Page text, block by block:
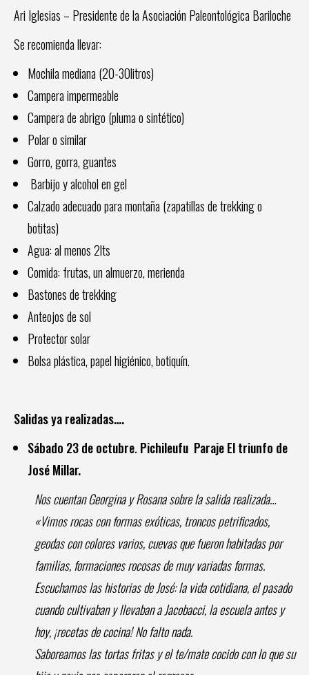
Ari Iglesias – Presidente de la Asociación Paleontológica Bariloche
Se recomienda llevar:
Mochila mediana (20-30litros)
Campera impermeable
Campera de abrigo (pluma o sintético)
Polar o similar
Gorro, gorra, guantes
Barbijo y alcohol en gel
Calzado adecuado para montaña (zapatillas de trekking o
botitas)
Agua: al menos 2lts
Comida: frutas, un almuerzo, merienda
Bastones de trekking
Anteojos de sol
Protector solar
Bolsa plástica, papel higiénico, botiquín.
Salidas ya realizadas….
Sábado 23 de octubre. Pichileufu Paraje El triunfo de
José Millar.
Nos cuentan Georgina y Rosana sobre la salida realizada…
«Vimos rocas con formas exóticas, troncos petrificados,
geodas con colores varios, cuevas que fueron habitadas por
familias, formaciones rocosas de muy variadas formas.
Escuchamos las historias de José: la vida cotidiana, el pasado
cuando cultivaban y llevaban a Jacobacci, la escuela antes y
hoy, ¡recetas de cocina! No falto nada.
Saboreamos las tortas fritas y el te/mate cocido con lo que su